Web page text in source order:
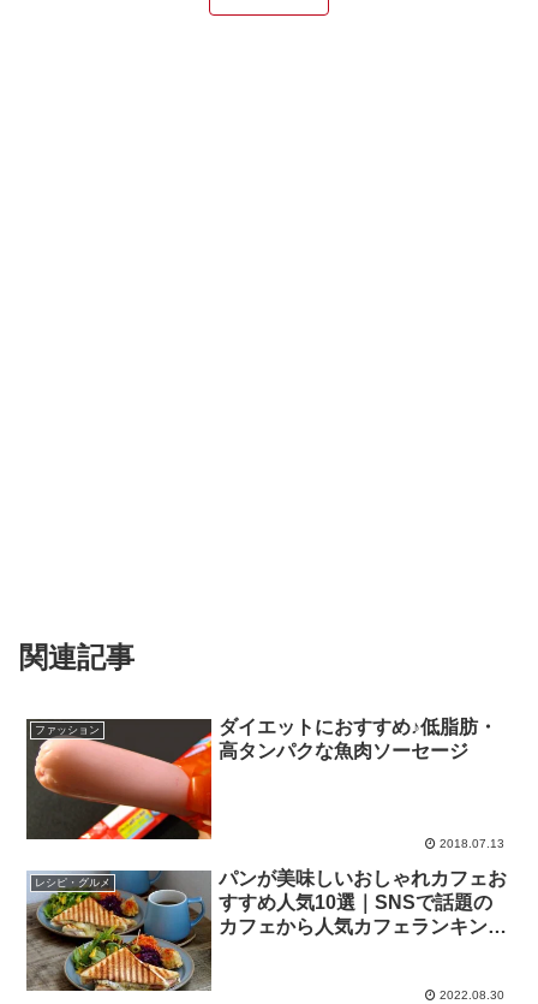
関連記事
ファッション
ダイエットにおすすめ♪低脂肪・
高タンパクな魚肉ソーセージ
2018.07.13
レシピ・グルメ
パンが美味しいおしゃれカフェお
すすめ人気10選｜SNSで話題の
カフェから人気カフェランキング
2022.08.30